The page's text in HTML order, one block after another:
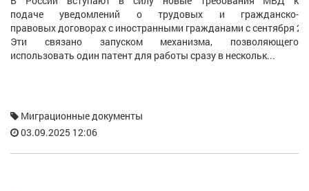
подаче уведомлений о трудовых и гражданско-
правовых договорах с иностранными гражданами с сентября
Эти связано запуском механизма, позволяющего
использовать один патент для работы сразу в нескольк...
Миграционные документы
03.09.2025 12:06